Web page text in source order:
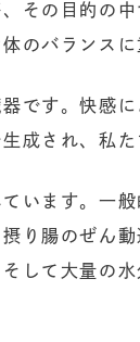
その目的の
のバランス
です。快感
成され、私
います。一
り腸のぜん
して大量の